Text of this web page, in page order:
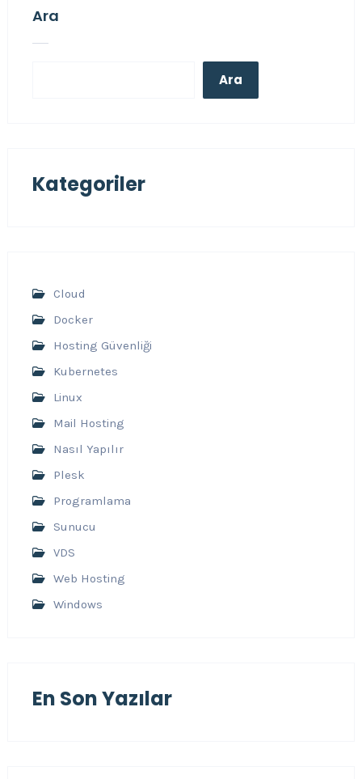
Ara
Ara
Kategoriler
Cloud
Docker
Hosting Güvenliği
Kubernetes
Linux
Mail Hosting
Nasıl Yapılır
Plesk
Programlama
Sunucu
VDS
Web Hosting
Windows
En Son Yazılar